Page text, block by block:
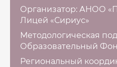
Организатор: АНОО
Лицей «Сириус»
Методологическая
Образовательный
Региональный